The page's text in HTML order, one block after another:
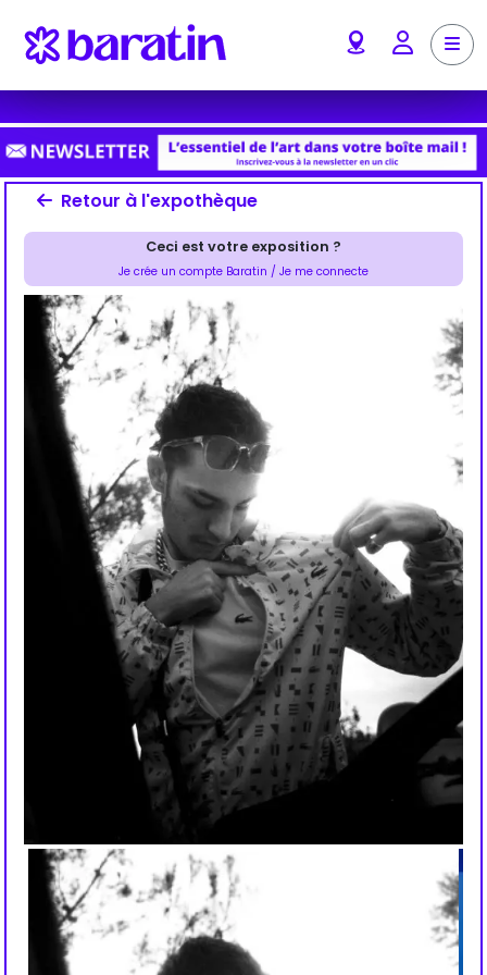
Account
Retour à l'expothèque
Ceci est votre exposition ?
Je crée un compte Baratin / Je me connecte